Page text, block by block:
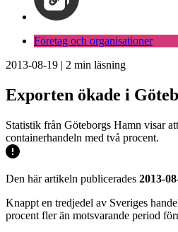
Företag och organisationer
2013-08-19 | 2 min läsning
Exporten ökade i
Statistik från Göteborgs Hamn visar
containerhandeln med två procent.
Den här artikeln publicerades 2013-
Knappt en tredjedel av Sveriges
procent fler än motsvarande period